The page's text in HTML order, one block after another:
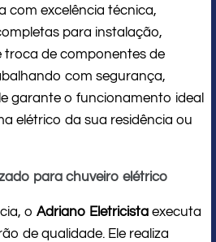
com excelência técnica,
para instalação,
de componentes de
com segurança,
garante o funcionamento ideal
elétrico da sua residência ou
para chuveiro elétrico
o Adriano Eletricista executa
de qualidade. Ele realiza